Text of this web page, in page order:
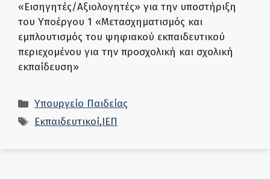
«Εισηγητές/Αξιολογητές» για την υποστήριξη
του Υποέργου 1 «Μετασχηματισμός και
εμπλουτισμός του ψηφιακού εκπαιδευτικού
περιεχομένου για την προσχολική και σχολική
εκπαίδευση»
Κατηγορίες
Υπουργείο Παιδείας
Ετικέτες
Εκπαιδευτικοί,ΙΕΠ